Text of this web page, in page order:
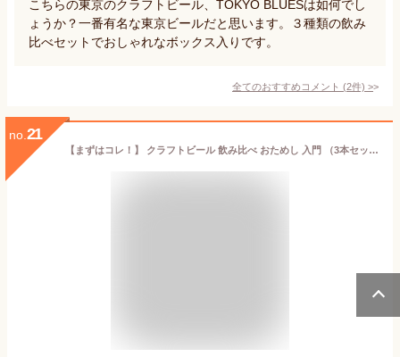
こちらの東京のクラフトビール、TOKYO BLUESは如何でし
ょうか？一番有名な東京ビールだと思います。３種類の飲み
比べセットでおしゃれなボックス入りです。
全てのおすすめコメント (2件) >
no. 21
【まずはコレ！】 クラフトビール 飲み比べ おためし 入門 （3本セット） 訳あり 缶ビール (※伝票箱直貼り ギフト 未対応 ) ねこぱんち ベクターペールエール しろねこぱんち 東京 地ビール 自分用 猫ビール おしゃれ お酒 詰め合わせ 白ビール ご褒美 国産ビール 送料無料